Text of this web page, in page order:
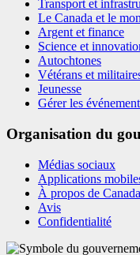
Transport et
Le Canada et le
Argent et finance
Science et
Autochtones
Vétérans et
Jeunesse
Gérer les
Organisation du
Médias sociaux
Applications
À propos de
Avis
Confidentialité